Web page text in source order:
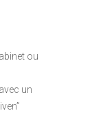
ou
un